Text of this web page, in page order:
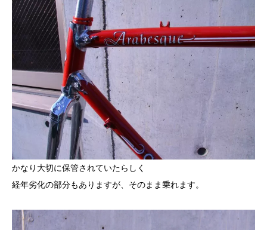
かなり大切に保管されていたらしく
経年劣化の部分もありますが、そのまま乗れます。